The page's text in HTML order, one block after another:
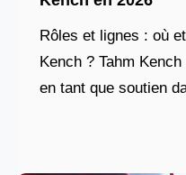
Rôles et lignes : où
Kench ? Tahm
en tant que soutien